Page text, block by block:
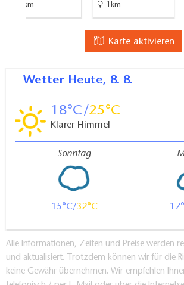
9.3km
1km
Karte aktivieren
Wetter Heute, 8. 8.
18 25
Klarer Himmel
Sonntag
15 32 17
Alle Informationen, Zeiten und Preise werden
und aktualisiert. Trotzdem können wir für die
keine Gewähr übernehmen. Wir empfehlen